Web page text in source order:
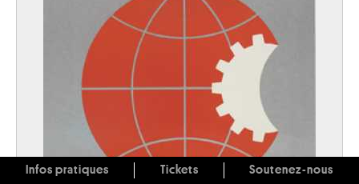
Infos pratiques Tickets Soutenez-nous